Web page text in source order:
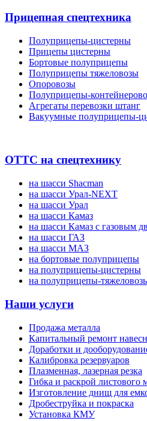
Прицепная спецтехника
Полуприцепы-цистерны
Прицепы цистерны
Бортовые полуприцепы
Полуприцепы тяжеловозы
Опоровозы
Полуприцепы-
Агрегаты перевозки штанг
Вакуумные полуприцепы-
ОТТС на спецтехнику
на шасси Shacman
на шасси Урал-NEXT
на шасси Урал
на шасси Камаз
на шасси Камаз с газовым
на шасси ГАЗ
на шасси МАЗ
на бортовые полуприцепы
на полуприцепы-цистерны
на полуприцепы-
Наши услуги
Продажа металла
Капитальный ремонт
Доработки и
Калибровка резервуаров
Плазменная, лазерная резка
Гибка и раскрой листового
Изготовление днищ для
Дробеструйка и покраска
Установка КМУ